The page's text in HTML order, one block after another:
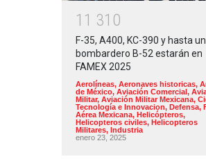
1 1 31 0
F-35, A400, KC-390 y hasta un
bombardero B-52 estarán en
FAMEX 2025
Aerolíneas, Aeronaves historicas,
de México, Aviación Comercial,
Militar, Aviación Militar Mexicana,
Tecnología e Innovacion, Defensa,
Aérea Mexicana, Helicópteros,
Helicopteros civiles, Helicopteros
Militares, Industria
enero 23, 2025